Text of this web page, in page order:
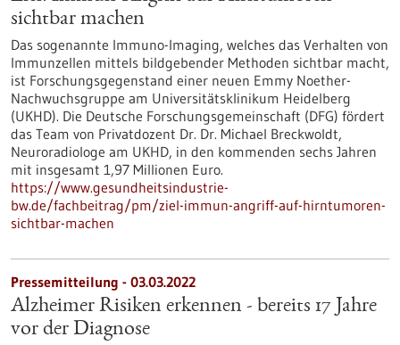
sichtbar machen
Das sogenannte Immuno-Imaging, welches das Verhalten von
Immunzellen mittels bildgebender Methoden sichtbar macht,
ist Forschungsgegenstand einer neuen Emmy Noether-
Nachwuchsgruppe am Universitätsklinikum Heidelberg
(UKHD). Die Deutsche Forschungsgemeinschaft (DFG) fördert
das Team von Privatdozent Dr. Dr. Michael Breckwoldt,
Neuroradiologe am UKHD, in den kommenden sechs Jahren
mit insgesamt 1,97 Millionen Euro.
https://www.gesundheitsindustrie-
bw.de/fachbeitrag/pm/ziel-immun-angriff-auf-hirntumoren-
sichtbar-machen
Pressemitteilung - 03.03.2022
Alzheimer Risiken erkennen - bereits 17 Jahre
vor der Diagnose